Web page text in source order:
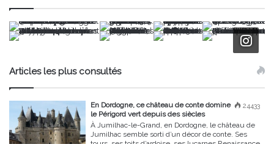
Articles les plus consultés
24433
En Dordogne, ce château de conte domine
le Périgord vert depuis des siècles
À Jumilhac-le-Grand, en Dordogne, le château de
Jumilhac semble sorti d’un décor de conte. Ses